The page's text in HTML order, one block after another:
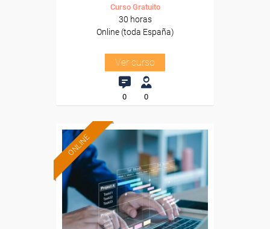
Curso Gratuito
30 horas
Online (toda España)
Ver curso
0 0
ONLINE
Formación 100%
subvencionada.
Para desempleados,
trabajadores y autónomos.